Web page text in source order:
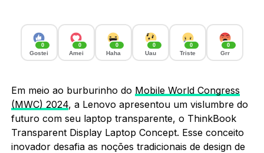
0
Gostei
0
Amei
0
Haha
0
Uau
0
Triste
0
Grr
Em meio ao burburinho do Mobile World Congress
(MWC) 2024, a Lenovo apresentou um vislumbre do
futuro com seu laptop transparente, o ThinkBook
Transparent Display Laptop Concept. Esse conceito
inovador desafia as noções tradicionais de design de